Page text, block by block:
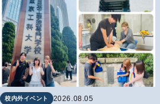
校内外イベント 2026.08.05